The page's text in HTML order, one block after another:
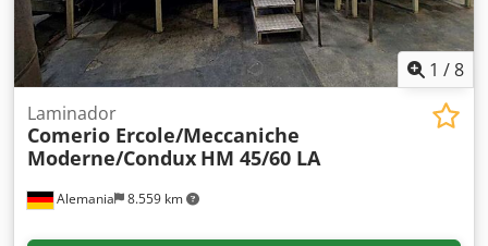
1 /8
Alemania 8.559 km
Laminador
Comerio Ercole/Meccaniche
Moderne/Condux HM 45/60 LA